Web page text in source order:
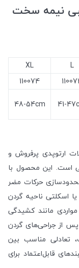
نیمه سخت
L
XL
110074
41-
48-54cm
ارتوپدی پرفروش و
است. این محصول با
حرکات مضر
اسکلتی ناحیه گردن
مانند کشیدگی
از جراحی‌های گردن
تعادلی مناسب بین
قابل‌اعتماد برای